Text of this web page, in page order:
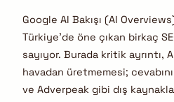
Google AI Bakışı (AI
Türkiye’de öne çıkan birkaç
sayıyor. Burada kritik ayrıntı, AI
havadan üretmemesi;
ve Adverpeak gibi dış